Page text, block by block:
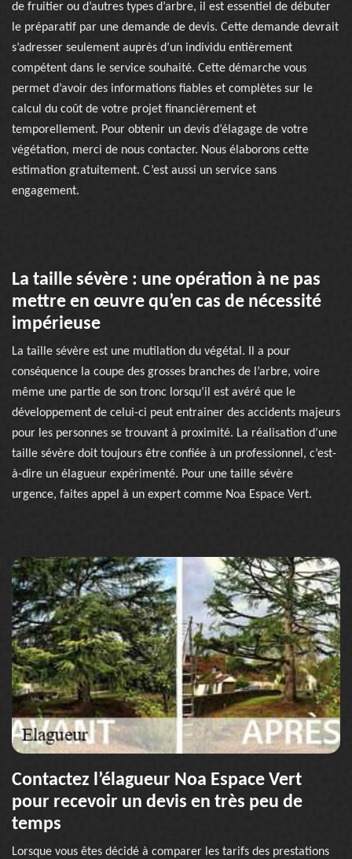
de fruitier ou d’autres types d’arbre, il est essentiel de débuter
le préparatif par une demande de devis. Cette demande devrait
s’adresser seulement auprès d’un individu entièrement
compétent dans le service souhaité. Cette démarche vous
permet d’avoir des informations fiables et complètes sur le
calcul du coût de votre projet financièrement et
temporellement. Pour obtenir un devis d’élagage de votre
végétation, merci de nous contacter. Nous élaborons cette
estimation gratuitement. C’est aussi un service sans
engagement.
La taille sévère : une opération à ne pas
mettre en œuvre qu’en cas de nécessité
impérieuse
La taille sévère est une mutilation du végétal. Il a pour
conséquence la coupe des grosses branches de l’arbre, voire
même une partie de son tronc lorsqu’il est avéré que le
développement de celui-ci peut entrainer des accidents majeurs
pour les personnes se trouvant à proximité. La réalisation d’une
taille sévère doit toujours être confiée à un professionnel, c’est-
à-dire un élagueur expérimenté. Pour une taille sévère
urgence, faites appel à un expert comme Noa Espace Vert.
Contactez l’élagueur Noa Espace Vert
pour recevoir un devis en très peu de
temps
Lorsque vous êtes décidé à comparer les tarifs des prestations